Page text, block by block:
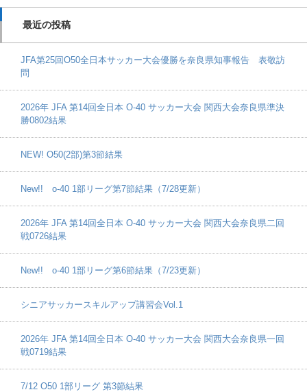
最近の投稿
JFA第25回O50全日本サッカー大会優勝を奈良県知事報告 表敬訪
問
2026年 JFA 第14回全日本 O-40 サッカー大会 関西大会奈良県準決
勝0802結果
NEW! O50(2部)第3節結果
New!! o-40 1部リーグ第7節結果（7/28更新）
2026年 JFA 第14回全日本 O-40 サッカー大会 関西大会奈良県二回
戦0726結果
New!! o-40 1部リーグ第6節結果（7/23更新）
シニアサッカースキルアップ講習会Vol.1
2026年 JFA 第14回全日本 O-40 サッカー大会 関西大会奈良県一回
戦0719結果
7/12 O50 1部リーグ 第3節結果